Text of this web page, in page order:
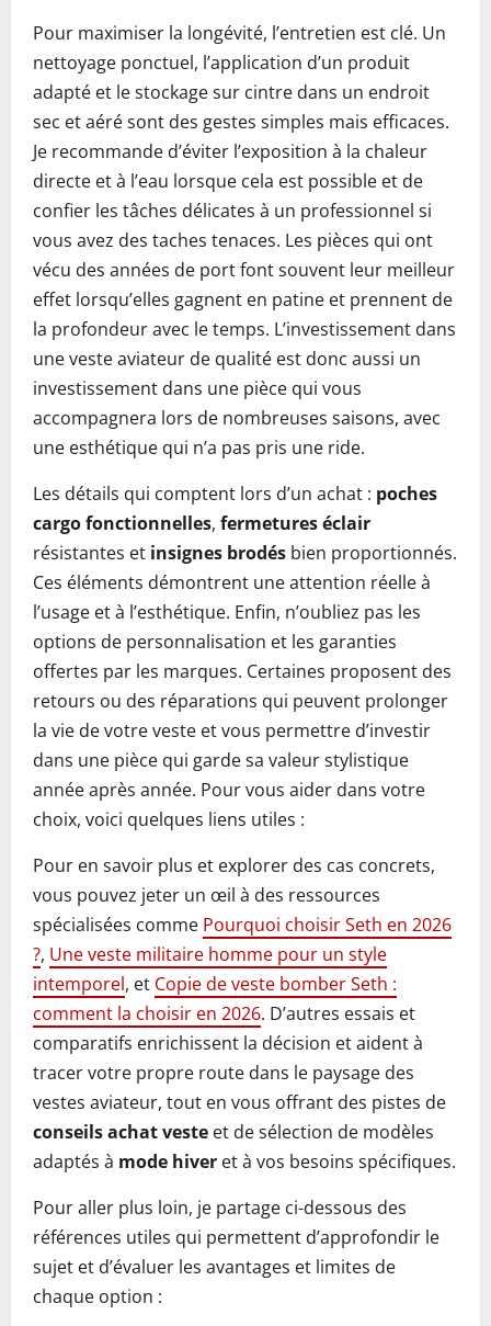
Pour maximiser la longévité, l’entretien est clé. Un
nettoyage ponctuel, l’application d’un produit
adapté et le stockage sur cintre dans un endroit
sec et aéré sont des gestes simples mais efficaces.
Je recommande d’éviter l’exposition à la chaleur
directe et à l’eau lorsque cela est possible et de
confier les tâches délicates à un professionnel si
vous avez des taches tenaces. Les pièces qui ont
vécu des années de port font souvent leur meilleur
effet lorsqu’elles gagnent en patine et prennent de
la profondeur avec le temps. L’investissement dans
une veste aviateur de qualité est donc aussi un
investissement dans une pièce qui vous
accompagnera lors de nombreuses saisons, avec
une esthétique qui n’a pas pris une ride.
Les détails qui comptent lors d’un achat : poches
cargo fonctionnelles, fermetures éclair
résistantes et insignes brodés bien proportionnés.
Ces éléments démontrent une attention réelle à
l’usage et à l’esthétique. Enfin, n’oubliez pas les
options de personnalisation et les garanties
offertes par les marques. Certaines proposent des
retours ou des réparations qui peuvent prolonger
la vie de votre veste et vous permettre d’investir
dans une pièce qui garde sa valeur stylistique
année après année. Pour vous aider dans votre
choix, voici quelques liens utiles :
Pour en savoir plus et explorer des cas concrets,
vous pouvez jeter un œil à des ressources
spécialisées comme Pourquoi choisir Seth en 2026
?, Une veste militaire homme pour un style
intemporel, et Copie de veste bomber Seth :
comment la choisir en 2026. D’autres essais et
comparatifs enrichissent la décision et aident à
tracer votre propre route dans le paysage des
vestes aviateur, tout en vous offrant des pistes de
conseils achat veste et de sélection de modèles
adaptés à mode hiver et à vos besoins spécifiques.
Pour aller plus loin, je partage ci-dessous des
références utiles qui permettent d’approfondir le
sujet et d’évaluer les avantages et limites de
chaque option :